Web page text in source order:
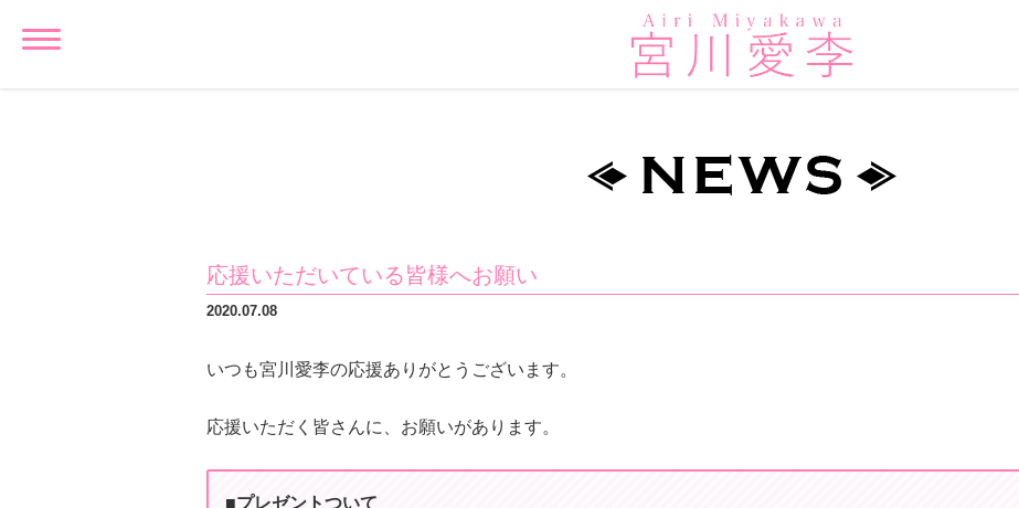
応援いただいている皆様へお願い
2020.07.08
いつも宮川愛李の応援ありがとうございます。
応援いただく皆さんに、お願いがあります。
■プレゼントついて